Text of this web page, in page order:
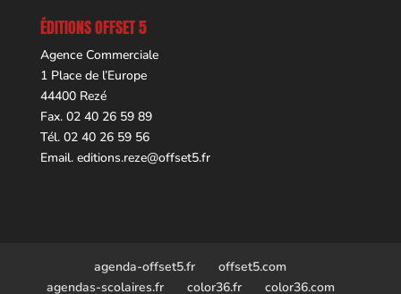
ÉDITIONS OFFSET 5
Agence Commerciale
1 Place de l’Europe
44400 Rezé
Fax. 02 40 26 59 89
Tél. 02 40 26 59 56
Email. editions.reze@offset5.fr
agenda-offset5.fr
offset5.com
agendas-scolaires.fr
color36.fr color36.com